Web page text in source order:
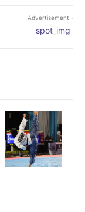
- Advertisement -